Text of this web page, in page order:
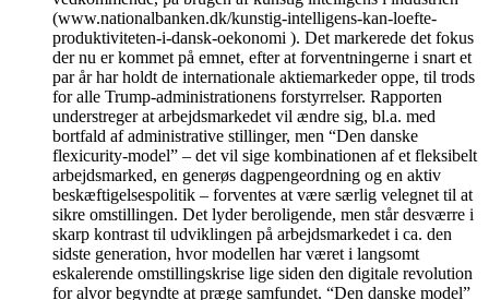
(www.nationalbanken.dk/kunstig-intelligens-kan-loefte-
produktiviteten-i-dansk-oekonomi ). Det markerede det fokus
der nu er kommet på emnet, efter at forventningerne i snart et
par år har holdt de internationale aktiemarkeder oppe, til trods
for alle Trump-administrationens forstyrrelser. Rapporten
understreger at arbejdsmarkedet vil ændre sig, bl.a. med
bortfald af administrative stillinger, men “Den danske
flexicurity-model” – det vil sige kombinationen af et fleksibelt
arbejdsmarked, en generøs dagpengeordning og en aktiv
beskæftigelsespolitik – forventes at være særlig velegnet til at
sikre omstillingen. Det lyder beroligende, men står desværre i
skarp kontrast til udviklingen på arbejdsmarkedet i ca. den
sidste generation, hvor modellen har været i langsomt
eskalerende omstillingskrise lige siden den digitale revolution
for alvor begyndte at præge samfundet. “Den danske model”